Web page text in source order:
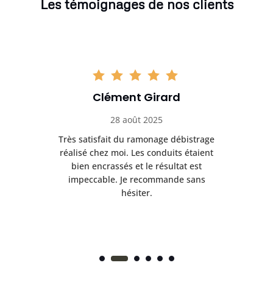
Les témoignages de nos clients
Clément Girard
28 août 2025
Très satisfait du ramonage débistrage
réalisé chez moi. Les conduits étaient
bien encrassés et le résultat est
impeccable. Je recommande sans
hésiter.